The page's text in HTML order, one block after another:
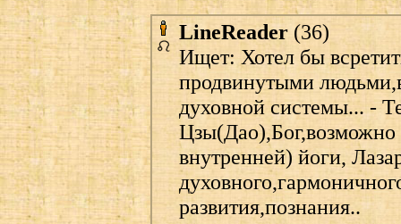
LineReader (36)
Ищет: Хотел бы
продвинутыми
духовной системы... -
внутренней) йоги,
развития,познания..